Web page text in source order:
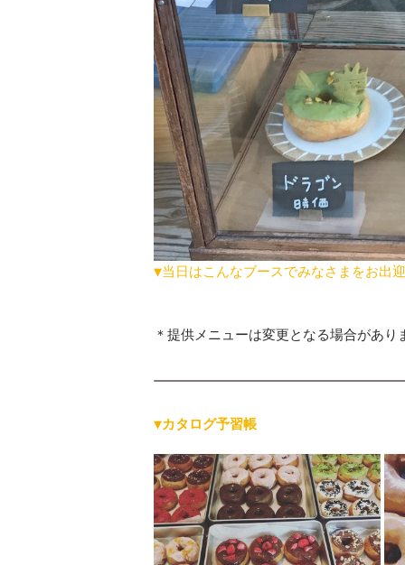
▼当日はこんなブースでみなさまをお出
＊提供メニューは変更となる場合があ
▼カタログ予習帳